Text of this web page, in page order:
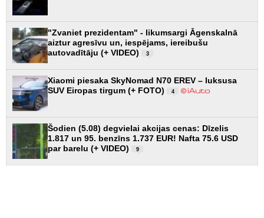
"Zvaniet prezidentam" - likumsargi Āgenskalnā
aiztur agresīvu un, iespējams, iereibušu
autovadītāju (+ VIDEO)
3
Xiaomi piesaka SkyNomad N70 EREV – luksusa
SUV Eiropas tirgum (+ FOTO)
4
Šodien (5.08) degvielai akcijas cenas: Dīzelis
1.817 un 95. benzīns 1.737 EUR! Nafta 75.6 USD
par barelu (+ VIDEO)
9